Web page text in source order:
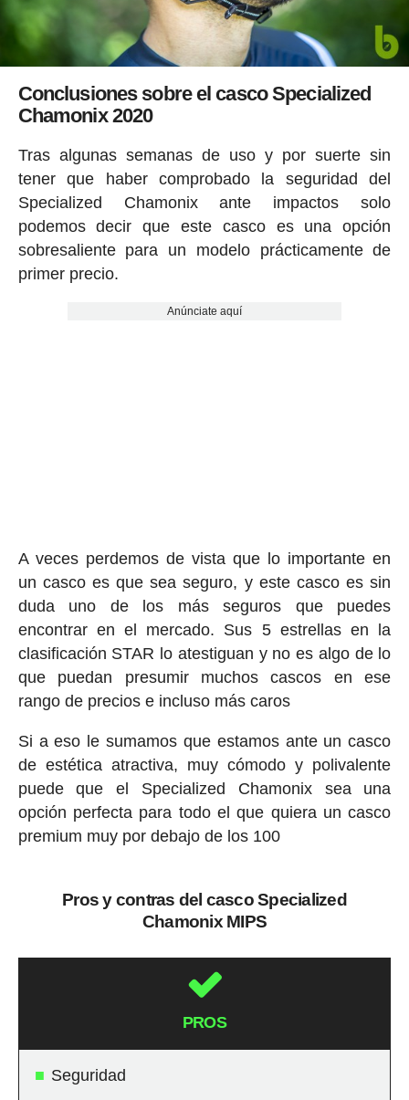
Conclusiones sobre el casco Specialized
Chamonix 2020
Tras algunas semanas de uso y por suerte sin
tener que haber comprobado la seguridad del
Specialized Chamonix ante impactos solo
podemos decir que este casco es una opción
sobresaliente para un modelo prácticamente de
primer precio.
Anúnciate aquí
A veces perdemos de vista que lo importante en
un casco es que sea seguro, y este casco es sin
duda uno de los más seguros que puedes
encontrar en el mercado. Sus 5 estrellas en la
clasificación STAR lo atestiguan y no es algo de lo
que puedan presumir muchos cascos en ese
rango de precios e incluso más caros
Si a eso le sumamos que estamos ante un casco
de estética atractiva, muy cómodo y polivalente
puede que el Specialized Chamonix sea una
opción perfecta para todo el que quiera un casco
premium muy por debajo de los 100
Pros y contras del casco Specialized
Chamonix MIPS
PROS
Seguridad